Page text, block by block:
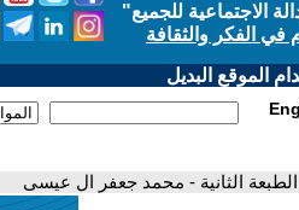
الاجتماعية للجميع"
في الفكر والثقافة
الموقع البديل
الطبعة الثانية - محمد جعفر ال عيسى